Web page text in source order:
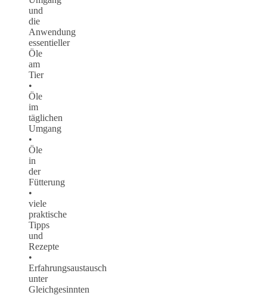
und
die
Anwendung
essentieller
Öle
am
Tier
•
Öle
im
täglichen
Umgang
•
Öle
in
der
Fütterung
•
viele
praktische
Tipps
und
Rezepte
•
Erfahrungsaustausch
unter
Gleichgesinnten